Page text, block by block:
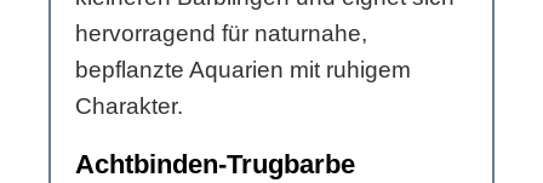
hervorragend für naturnahe,
bepflanzte Aquarien mit ruhigem
Charakter.
Achtbinden-Trugbarbe